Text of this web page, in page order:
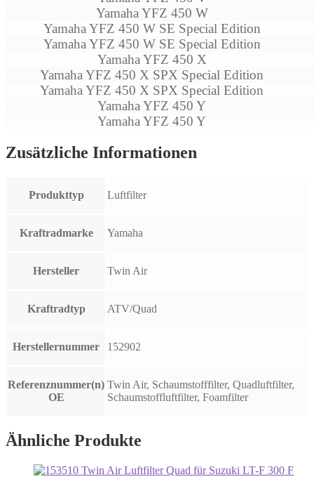
Yamaha YFZ 450 W
Yamaha YFZ 450 W SE Special Edition
Yamaha YFZ 450 W SE Special Edition
Yamaha YFZ 450 X
Yamaha YFZ 450 X SPX Special Edition
Yamaha YFZ 450 X SPX Special Edition
Yamaha YFZ 450 Y
Yamaha YFZ 450 Y
Zusätzliche Informationen
Produkttyp Luftfilter
Kraftradmarke Yamaha
Hersteller Twin Air
Kraftradtyp ATV/Quad
Herstellernummer 152902
Referenznummer(n)
OE
Twin Air, Schaumstofffilter, Quadluftfilter,
Schaumstoffluftfilter, Foamfilter
Ähnliche Produkte